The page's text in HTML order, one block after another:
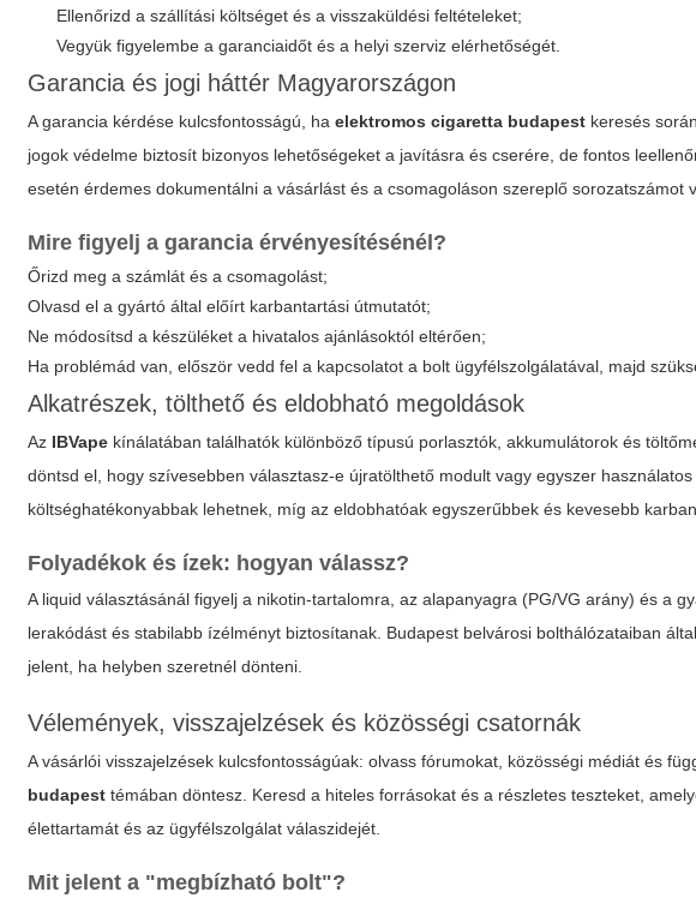
Ellenőrizd a szállítási költséget és a visszaküldési feltételeket;
Vegyük figyelembe a garanciaidőt és a helyi szerviz elérhetőségét.
Garancia és jogi háttér Magyarországon
A garancia kérdése kulcsfontosságú, haelektromos cigaretta budapest keresés
jogok védelme biztosít bizonyos lehetőségeket a javításra és cserére, de fontos
esetén érdemes dokumentálni a vásárlást és a csomagoláson szereplő sorozatszámot
Mire figyelj a garancia érvényesítésénél?
Őrizd meg a számlát és a csomagolást;
Olvasd el a gyártó által előírt karbantartási útmutatót;
Ne módosítsd a készüléket a hivatalos ajánlásoktól eltérően;
Ha problémád van, először vedd fel a kapcsolatot a bolt ügyfélszolgálatával, majd
Alkatrészek, tölthető és eldobható megoldások
Az IBVape kínálatában találhatók különböző típusú porlasztók, akkumulátorok és
döntsd el, hogy szívesebben választasz-e újratölthető modult vagy egyszer
költséghatékonyabbak lehetnek, míg az eldobhatóak egyszerűbbek és kevesebb
Folyadékok és ízek: hogyan válassz?
A liquid választásánál figyelj a nikotin-tartalomra, az alapanyagra (PG/VG arány) és a
lerakódást és stabilabb ízélményt biztosítanak. Budapest belvárosi bolthálózataiban
jelent, ha helyben szeretnél dönteni.
Vélemények, visszajelzések és közösségi csatornák
A vásárlói visszajelzések kulcsfontosságúak: olvass fórumokat, közösségi médiát és
budapest témában döntesz. Keresd a hiteles forrásokat és a részletes teszteket,
élettartamát és az ügyfélszolgálat válaszidejét.
Mit jelent a "megbízható bolt"?